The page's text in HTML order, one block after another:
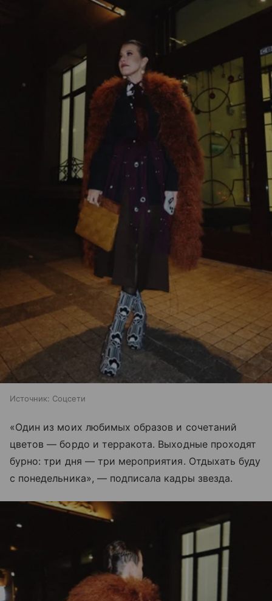
Источник: Соцсети
«Один из моих любимых образов и сочетаний
цветов — бордо и терракота. Выходные проходят
бурно: три дня — три мероприятия. Отдыхать буду
с понедельника», — подписала кадры звезда.